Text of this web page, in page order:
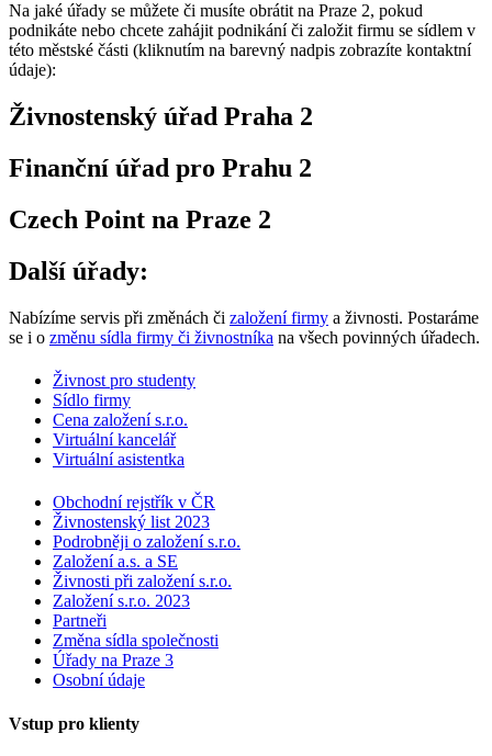
Na jaké úřady se můžete či musíte obrátit na Praze 2, pokud
podnikáte nebo chcete zahájit podnikání či založit firmu se sídlem v
této městské části (kliknutím na barevný nadpis zobrazíte kontaktní
údaje):
Živnostenský úřad Praha 2
Finanční úřad pro Prahu 2
Czech Point na Praze 2
Další úřady:
Nabízíme servis při změnách či založení firmy a živnosti. Postaráme
se i o změnu sídla firmy či živnostníka na všech povinných úřadech.
Živnost pro studenty
Sídlo firmy
Cena založení s.r.o.
Virtuální kancelář
Virtuální asistentka
Obchodní rejstřík v ČR
Živnostenský list 2023
Podrobněji o založení s.r.o.
Založení a.s. a SE
Živnosti při založení s.r.o.
Založení s.r.o. 2023
Partneři
Změna sídla společnosti
Úřady na Praze 3
Osobní údaje
Vstup pro klienty